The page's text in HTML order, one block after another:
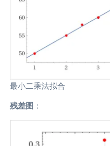
最小二乘法拟合
残差图 ：